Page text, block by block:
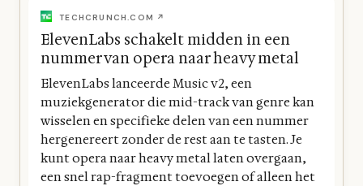
TECHCRUNCH.COM ↗
ElevenLabs schakelt midden in een
nummer van opera naar heavy metal
ElevenLabs lanceerde Music v2, een
muziekgenerator die mid-track van genre kan
wisselen en specifieke delen van een nummer
hergenereert zonder de rest aan te tasten. Je
kunt opera naar heavy metal laten overgaan,
een snel rap-fragment toevoegen of alleen het